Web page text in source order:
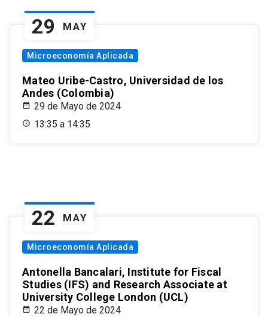
29 MAY
Microeconomía Aplicada
Mateo Uribe-Castro, Universidad de los
Andes (Colombia)
29 de Mayo de 2024
13:35 a 14:35
22 MAY
Microeconomía Aplicada
Antonella Bancalari, Institute for Fiscal
Studies (IFS) and Research Associate at
University College London (UCL)
22 de Mayo de 2024